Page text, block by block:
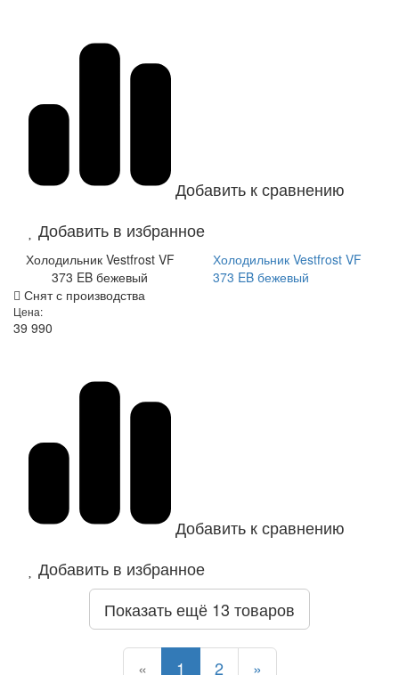
Добавить к сравнению
Добавить в избранное
Холодильник Vestfrost VF
373 EB бежевый
Холодильник Vestfrost VF
373 EB бежевый
Снят с производства
Цена:
39 990
Добавить к сравнению
Добавить в избранное
Показать ещё 13 товаров
«Назад
1 Назад
2Назад
»